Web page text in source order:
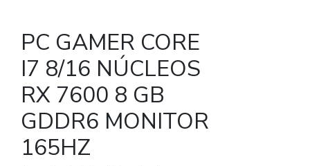
PC GAMER CORE
I7 8/16 NÚCLEOS
RX 7600 8 GB
GDDR6 MONITOR
165HZ